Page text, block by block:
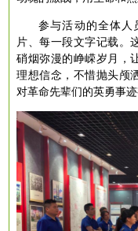
参与活动的全体人
片、每一段文字记载。
硝烟弥漫的峥嵘岁月，
理想信念，不惜抛头颅
对革命先辈们的英勇事